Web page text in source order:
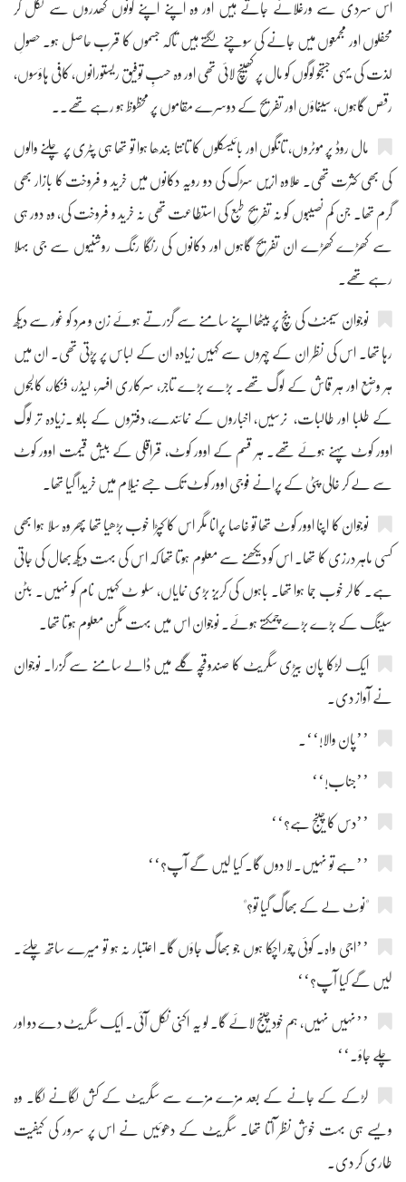
اس سردی سے ورغلائے جاتے ہیں اور وہ اپنے اپنے کونوں کھدروں سے نکل کر
محفلوں اور مجمعوں میں جانے کی سوچنے لگتے ہیں تاکہ جسموں کا قرب حاصل ہو۔ حصولِ
لذت کی یہی جستجو لوگوں کو مال پر کھینچ لائی تھی اور وہ حسبِ توفیق ریستورانوں، کافی ہاؤسوں،
رقص گاہوں، سینماؤں اور تفریح کے دوسرے مقاموں پر محظوظ ہو رہے تھے۔۔
مال روڈ پر موٹروں، تانگوں اور بائیسکلوں کا تانتا بندھا ہوا تو تھا ہی پٹری پر چلنے والوں
کی بھی کثرت تھی۔ علاوہ ازیں سڑک کی دو رویہ دکانوں میں خرید و فروخت کا بازار بھی
گرم تھا۔ جن کم نصیبوں کو نہ تفریحِ طبع کی استطاعت تھی نہ خرید و فروخت کی، وہ دور ہی
سے کھڑے کھڑے ان تفریح گاہوں اور دکانوں کی رنگا رنگ روشنیوں سے جی بہلا
رہے تھے۔
نوجوان سیمنٹ کی بنچ پر بیٹھا اپنے سامنے سے گزرتے ہوئے زن و مرد کو غور سے دیکھ
رہا تھا۔ اس کی نظر ان کے چہروں سے کہیں زیادہ ان کے لباس پر پڑتی تھی۔ ان میں
ہر وضع اور ہر قماش کے لوگ تھے۔ بڑے بڑے تاجر، سرکاری افسر، لیڈر، فنکار، کالجوں
کے طلبا اور طالبات، نرسیں، اخباروں کے نمائندے، دفتروں کے بابو ۔زیادہ تر لوگ
اوور کوٹ پہنے ہوئے تھے۔ ہر قسم کے اوور کوٹ، قراقلی کے بیش قیمت اوور کوٹ
سے لے کر خالی پٹی کے پرانے فوجی اوور کوٹ تک جسے نیلام میں خریدا گیا تھا۔
نوجوان کا اپنا اوور کوٹ تھا تو خاصا پرانا مگر اس کا کپڑا خوب بڑھیا تھا پھر وہ سلا ہوا بھی
کسی ماہر درزی کا تھا۔ اس کو دیکھنے سے معلوم ہوتا تھا کہ اس کی بہت دیکھ بھال کی جاتی
ہے۔ کالر خوب جما ہوا تھا۔ باہوں کی کریز بڑی نمایاں، سلو ٹ کہیں نام کو نہیں۔ بٹن
سینگ کے بڑے بڑے چمکتے ہوئے۔ نوجوان اس میں بہت مگن معلوم ہوتا تھا۔
ایک لڑکا پان بیڑی سگریٹ کا صندوقچہ گلے میں ڈالے سامنے سے گزرا۔ نوجوان
نے آواز دی۔
’’پان والا!‘‘۔
’’جناب!‘‘
’’دس کا چینج ہے؟‘‘
’’ہے تو نہیں۔ لا دوں گا۔ کیا لیں گے آپ؟‘‘
"نوٹ لے کے بھاگ گیا تو؟"
’’اجی واہ۔ کوئی چور اچکا ہوں جو بھاگ جاؤں گا۔ اعتبار نہ ہو تو میرے ساتھ چلئے۔
لیں گے کیا آپ؟‘‘
’’نہیں نہیں، ہم خود چینج لائے گا۔ لو یہ اکنی نکل آئی۔ ایک سگریٹ دے دو اور
چلے جاؤ۔‘‘
لڑکے کے جانے کے بعد مزے مزے سے سگریٹ کے کش لگانے لگا۔ وہ
ویسے ہی بہت خوش نظر آتا تھا۔ سگریٹ کے دھوئیں نے اس پر سرور کی کیفیت
طاری کر دی۔